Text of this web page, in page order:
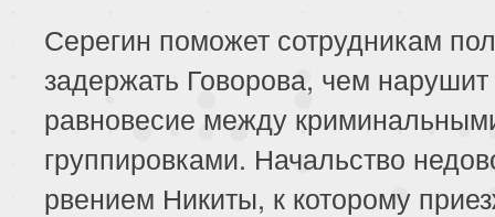
Серегин поможет сотрудникам
задержать Говорова, чем нарушит
равновесие между
группировками. Начальство
рвением Никиты, к которому